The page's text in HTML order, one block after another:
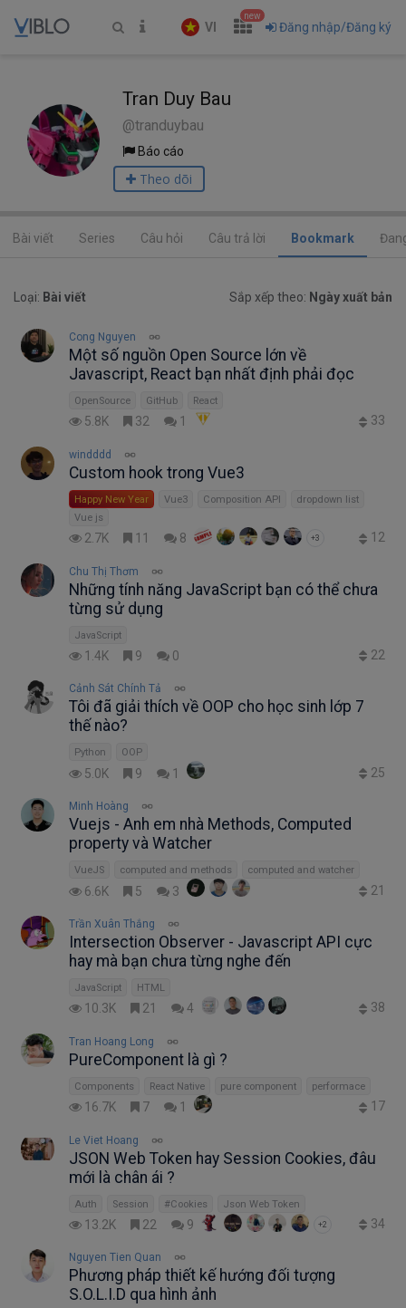
VI
new
Đăng nhập/Đăng ký
Tran Duy Bau
@tranduybau
Báo cáo
Theo dõi
Bài viết Series Câu hỏi Câu trả lời Bookmark
Loại: Bài viết Sắp xếp theo: Ngày xuất bản
Cong Nguyen
Một số nguồn Open Source lớn về
Javascript, React bạn nhất định phải đọc
OpenSource GitHub React
5.8K 32 1 33
windddd
Custom hook trong Vue3
Happy New Year Vue3 Composition API
dropdown list
Vue js
2.7K 11 8 +3 12
Chu Thị Thơm
Những tính năng JavaScript bạn có thể chưa
từng sử dụng
JavaScript
1.4K 9 0 22
Cảnh Sát Chính Tả
Tôi đã giải thích về OOP cho học sinh lớp 7
thế nào?
Python OOP
5.0K 9 1 25
Minh Hoàng
Vuejs - Anh em nhà Methods, Computed
property và Watcher
VueJS computed and methods computed and watcher
6.6K 5 3 21
Trần Xuân Thắng
Intersection Observer - Javascript API cực
hay mà bạn chưa từng nghe đến
JavaScript HTML
10.3K 21 4 38
Tran Hoang Long
PureComponent là gì ?
Components React Native pure component performace
16.7K 7 1 17
Le Viet Hoang
JSON Web Token hay Session Cookies, đâu
mới là chân ái ?
Auth Session #Cookies Json Web Token
13.2K 22 9 +2 34
Nguyen Tien Quan
Phương pháp thiết kế hướng đối tượng
S.O.L.I.D qua hình ảnh